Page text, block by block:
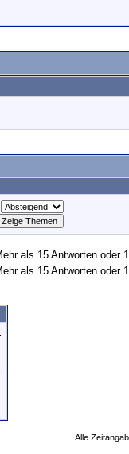
Alle